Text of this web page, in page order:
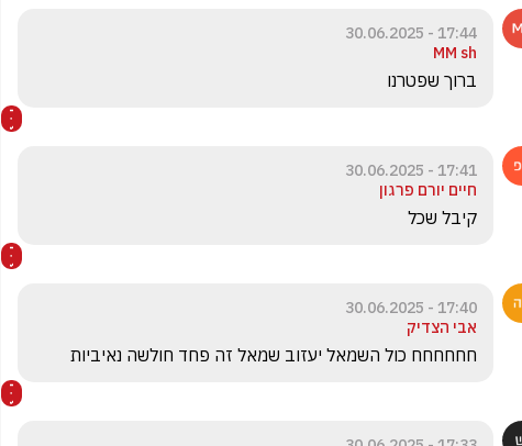
17:44 - 30.06.2025
MM sh
ברוך שפטרנו
17:41 - 30.06.2025
חיים יורם פרגון
קיבל שכל
17:40 - 30.06.2025
אבי הצדיק
חחחחחח כול השמאל יעזוב שמאל זה פחד חולשה נאיביות